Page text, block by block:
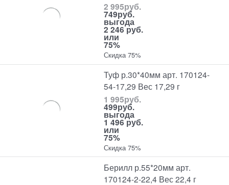
2 995руб.
749руб.
выгода
2 246 руб.
или
75%
Скидка 75%
Туф р.30*40мм арт. 170124-
54-17,29 Вес 17,29 г
1 995руб.
499руб.
выгода
1 496 руб.
или
75%
Скидка 75%
Берилл р.55*20мм арт.
170124-2-22,4 Вес 22,4 г